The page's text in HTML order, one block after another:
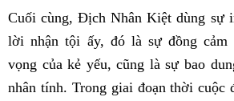
Cuối cùng, Địch Nhân Kiệt dùng sự
lời nhận tội ấy, đó là sự đồng cảm
vọng của kẻ yếu, cũng là sự bao
nhân tính. Trong giai đoạn thời cuộc